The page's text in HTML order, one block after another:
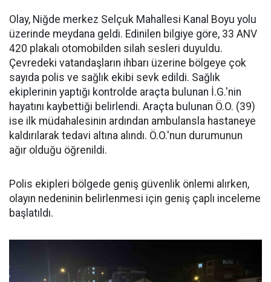
Olay, Niğde merkez Selçuk Mahallesi Kanal Boyu yolu
üzerinde meydana geldi. Edinilen bilgiye göre, 33 ANV
420 plakalı otomobilden silah sesleri duyuldu.
Çevredeki vatandaşların ihbarı üzerine bölgeye çok
sayıda polis ve sağlık ekibi sevk edildi. Sağlık
ekiplerinin yaptığı kontrolde araçta bulunan İ.G.'nin
hayatını kaybettiği belirlendi. Araçta bulunan Ö.O. (39)
ise ilk müdahalesinin ardından ambulansla hastaneye
kaldırılarak tedavi altına alındı. Ö.O.'nun durumunun
ağır olduğu öğrenildi.
Polis ekipleri bölgede geniş güvenlik önlemi alırken,
olayın nedeninin belirlenmesi için geniş çaplı inceleme
başlatıldı.